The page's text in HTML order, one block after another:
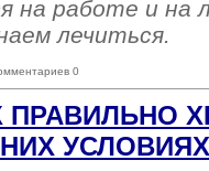
на работе и на
лечиться.
0
ПРАВИЛЬНО